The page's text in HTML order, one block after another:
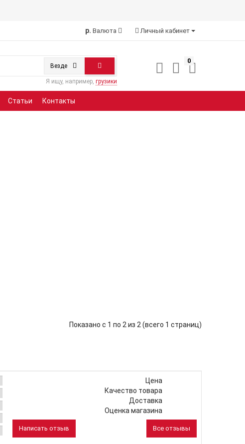
Личный кабинет
р. Валюта
Везде
Я ищу, например,грузики
0
Статьи Контакты
Показано с 1 по 2 из 2 (всего 1 страниц)
Цена
Качество товара
Доставка
Оценка магазина
Написать отзыв Все отзывы